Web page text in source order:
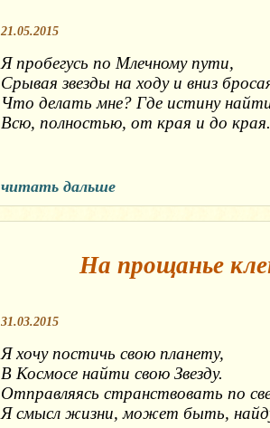
21.05.2015
Я пробегусь по Млечному пути,
Срывая звезды на ходу и вниз
Что делать мне? Где истину
Всю, полностью, от края и до края.
читать дальше
На прощанье
31.03.2015
Я хочу постичь свою планету,
В Космосе найти свою Звезду.
Отправляясь странствовать по
Я смысл жизни, может быть,